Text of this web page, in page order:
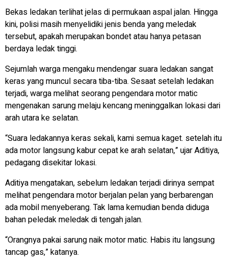
Bekas ledakan terlihat jelas di permukaan aspal jalan. Hingga
kini, polisi masih menyelidiki jenis benda yang meledak
tersebut, apakah merupakan bondet atau hanya petasan
berdaya ledak tinggi.
Sejumlah warga mengaku mendengar suara ledakan sangat
keras yang muncul secara tiba-tiba. Sesaat setelah ledakan
terjadi, warga melihat seorang pengendara motor matic
mengenakan sarung melaju kencang meninggalkan lokasi dari
arah utara ke selatan.
“Suara ledakannya keras sekali, kami semua kaget. setelah itu
ada motor langsung kabur cepat ke arah selatan,” ujar Aditiya,
pedagang disekitar lokasi.
Aditiya mengatakan, sebelum ledakan terjadi dirinya sempat
melihat pengendara motor berjalan pelan yang berbarengan
ada mobil menyeberang. Tak lama kemudian benda diduga
bahan peledak meledak di tengah jalan.
“Orangnya pakai sarung naik motor matic. Habis itu langsung
tancap gas,” katanya.